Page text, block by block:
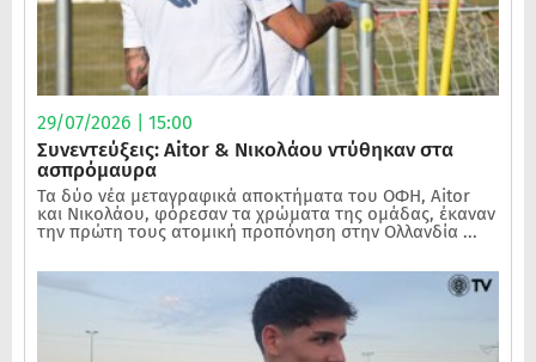
29/07/2026 | 15:00
Συνεντεύξεις: Aitor & Νικολάου ντύθηκαν στα
ασπρόμαυρα
Τα δύο νέα μεταγραφικά αποκτήματα του ΟΦΗ, Aitor
και Νικολάου, φόρεσαν τα χρώματα της ομάδας, έκαναν
την πρώτη τους ατομική προπόνηση στην Ολλανδία ...